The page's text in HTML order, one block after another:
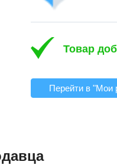
Товар
Перейти в "Мои